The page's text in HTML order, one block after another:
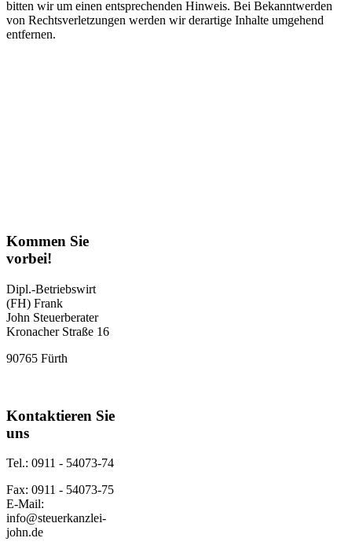
bitten wir um einen entsprechenden Hinweis. Bei Bekanntwerden
von Rechtsverletzungen werden wir derartige Inhalte umgehend
entfernen.
Kommen Sie
vorbei!
Dipl.-Betriebswirt
(FH) Frank
John Steuerberater
Kronacher Straße 16
90765 Fürth
Kontaktieren Sie
uns
Tel.: 0911 - 54073-74
Fax: 0911 - 54073-75
E-Mail:
info@steuerkanzlei-
john.de